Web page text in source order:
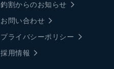
釣割からのお知らせ
お問い合わせ
プライバシーポリシー
採用情報